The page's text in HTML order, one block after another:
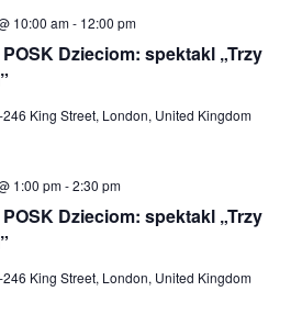
POSK Dzieciom: spektakl „Trzy
10:00 am- 12:00 pm
King Street, London, United Kingdom
POSK Dzieciom: spektakl „Trzy
1:00 pm-2:30 pm
King Street, London, United Kingdom